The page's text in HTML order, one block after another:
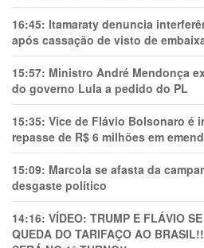
16:45: Itamaraty denuncia
após cassação de visto de
15:57: Ministro André Mendonça
do governo Lula a pedido do PL
15:35: Vice de Flávio Bolsonaro é
repasse de R$ 6 milhões em
15:09: Marcola se afasta da
desgaste político
14:16: VÍDEO: TRUMP E FLÁVIO
QUEDA DO TARIFAÇO AO